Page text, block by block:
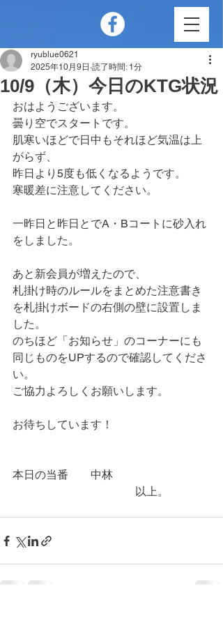
10/9（木）今日のKTG状況
ryublue0621
2025年10月9日 読了時間: 1分
おはようございます。
曇り空でスタートです。
肌寒いほどで日中もそれほど気温は上
がらず、
昨日より5度も低くなるようです。
寒暖差に注意してください。
一昨日と昨日とでA・Bコートに砂入れ
をしました。
あと新会員が増えたので、
札掛け時のルールをまとめた注意書き
を札掛けボードの右側の壁に設置しま
した。
のちほど「お知らせ」のコーナーにも
同じものをUPするので確認してくださ
い。
ご協力よろしくお願いします。
お待ちしています！
本日の当番　　中林
以上。